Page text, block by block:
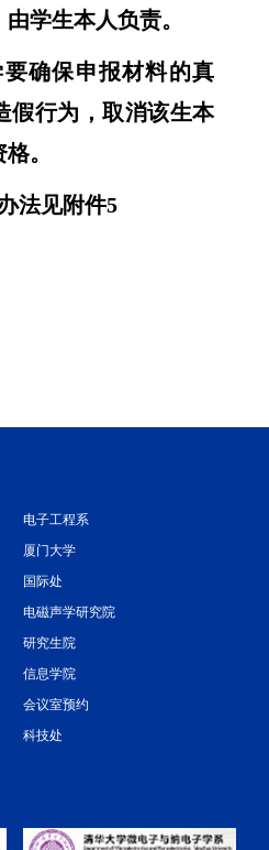
学生本人负责。
要确保申报材料的真
假行为，取消该生本
。
法见附件5
电子工程系
厦门大学
国际处
电磁声学研究院
研究生院
信息学院
会议室预约
科技处